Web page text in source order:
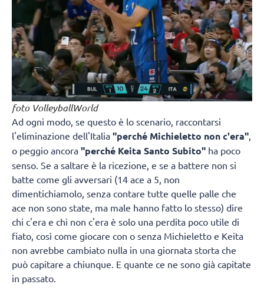
foto VolleyballWorld
Ad ogni modo, se questo è lo scenario, raccontarsi
l'eliminazione dell'Italia "perché Michieletto non c'era",
o peggio ancora "perché Keita Santo Subito" ha poco
senso. Se a saltare è la ricezione, e se a battere non si
batte come gli avversari (14 ace a 5, non
dimentichiamolo, senza contare tutte quelle palle che
ace non sono state, ma male hanno fatto lo stesso) dire
chi c'era e chi non c'era è solo una perdita poco utile di
fiato, così come giocare con o senza Michieletto e Keita
non avrebbe cambiato nulla in una giornata storta che
può capitare a chiunque. E quante ce ne sono già capitate
in passato.